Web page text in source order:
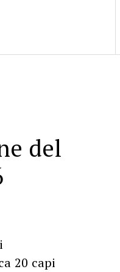
del
20 capi